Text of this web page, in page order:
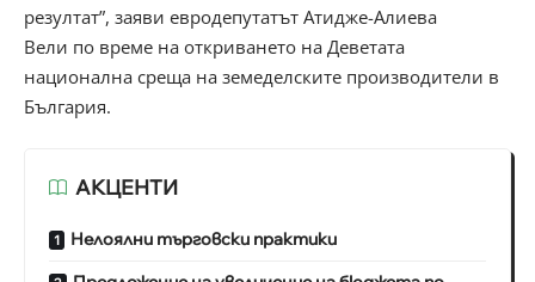
резултат”, заяви евродепутатът Атидже-Алиева
Вели по време на откриването на Деветата
национална среща на земеделските производители в
България.
АКЦЕНТИ
Нелоялни търговски практики